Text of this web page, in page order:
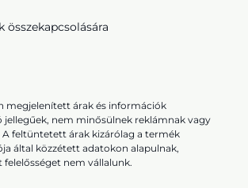
összekapcsolására
megjelenített árak és információk
jellegűek, nem minősülnek reklámnak vagy
A feltüntetett árak kizárólag a termék
által közzétett adatokon alapulnak,
felelősséget nem vállalunk.